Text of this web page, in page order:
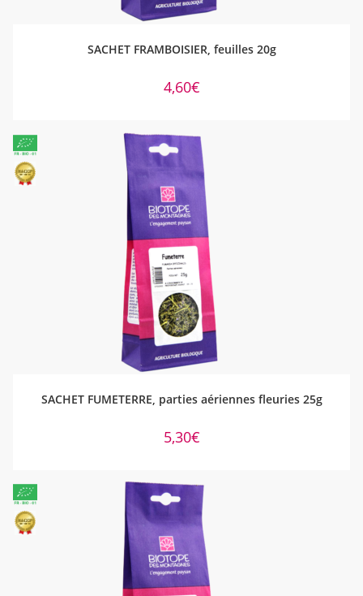
SACHET FRAMBOISIER, feuilles 20g
4,60€
SACHET FUMETERRE, parties aériennes fleuries 25g
5,30€